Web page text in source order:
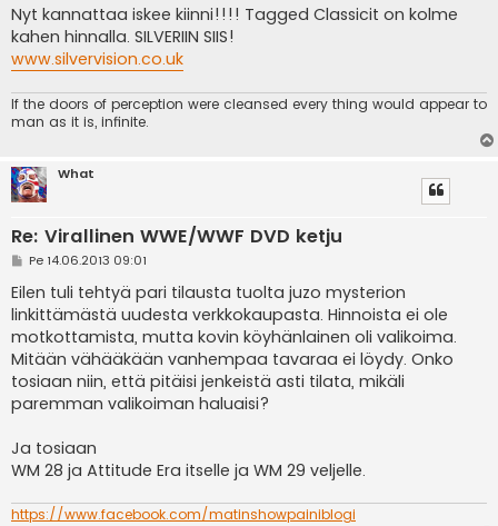
e
s
t
i
Nyt kannattaa iskee kiinni!!!! Tagged Classicit on kolme
kahen hinnalla. SILVERIIN SIIS!
www.silvervision.co.uk
If the doors of perception were cleansed every thing would appear to
man as it is, infinite.
What
Re: Virallinen WWE/WWF DVD ketju
V
e
s
t
i
Pe 14.06.2013 09:01
Eilen tuli tehtyä pari tilausta tuolta juzo mysterion
linkittämästä uudesta verkkokaupasta. Hinnoista ei ole
motkottamista, mutta kovin köyhänlainen oli valikoima.
Mitään vähääkään vanhempaa tavaraa ei löydy. Onko
tosiaan niin, että pitäisi jenkeistä asti tilata, mikäli
paremman valikoiman haluaisi?
Ja tosiaan
WM 28 ja Attitude Era itselle ja WM 29 veljelle.
https://www.facebook.com/matinshowpainiblogi